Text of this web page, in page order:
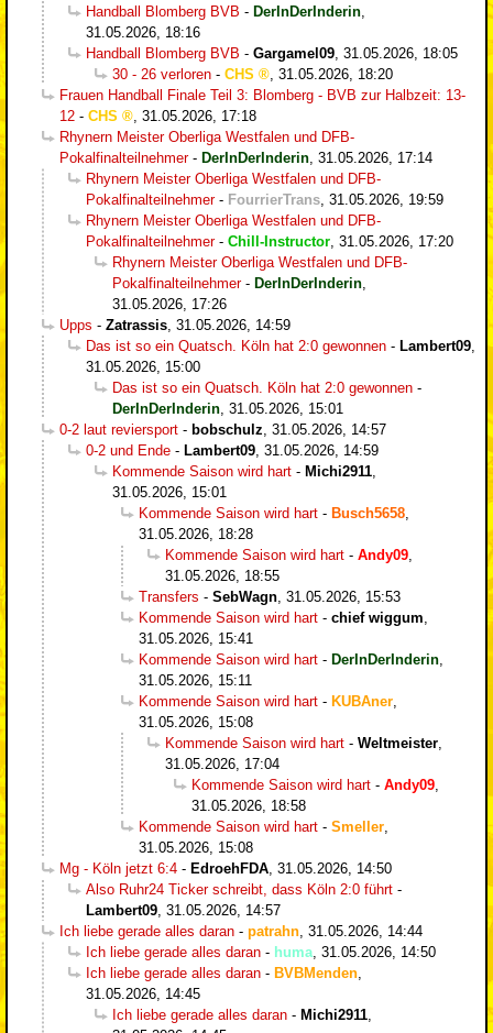
Handball Blomberg BVB - DerInDerInderin
31.05.2026, 18:16
Handball Blomberg BVB - Gargamel09 31.05.2026, 18:05
30 - 26 verloren - CHS
31.05.2026, 18:20
Frauen Handball Finale Teil 3: Blomberg - BVB zur Halbzeit: 13-
12 - CHS
31.05.2026, 17:18
Rhynern Meister Oberliga Westfalen und DFB-
Pokalfinalteilnehmer- DerInDerInderin 31.05.2026, 17:14
Rhynern Meister Oberliga Westfalen und DFB-
Pokalfinalteilnehmer- FourrierTrans 31.05.2026, 19:59
Rhynern Meister Oberliga Westfalen und DFB-
Pokalfinalteilnehmer- Chill-Instructor 31.05.2026, 17:20
Rhynern Meister Oberliga Westfalen und DFB-
Pokalfinalteilnehmer- DerInDerInderin
31.05.2026, 17:26
Upps - Zatrassis 31.05.2026, 14:59
Das ist so ein Quatsch. Köln hat 2:0 gewonnen - Lambert09
31.05.2026, 15:00
Das ist so ein Quatsch. Köln hat 2:0 gewonnen -
DerInDerInderin 31.05.2026, 15:01
0-2 laut reviersport - bobschulz 31.05.2026, 14:57
0-2 und Ende - Lambert09 31.05.2026, 14:59
Kommende Saison wird hart - Michi2911
31.05.2026, 15:01
Kommende Saison wird hart - Busch5658
31.05.2026, 18:28
Kommende Saison wird hart - Andy09
31.05.2026, 18:55
Transfers - SebWagn 31.05.2026, 15:53
Kommende Saison wird hart - chief wiggum
31.05.2026, 15:41
Kommende Saison wird hart - DerInDerInderin
31.05.2026, 15:11
Kommende Saison wird hart - KUBAner
31.05.2026, 15:08
Kommende Saison wird hart - Weltmeister
31.05.2026, 17:04
Kommende Saison wird hart - Andy09
31.05.2026, 18:58
Kommende Saison wird hart - Smeller
31.05.2026, 15:08
Mg - Köln jetzt 6:4 - EdroehFDA 31.05.2026, 14:50
Also Ruhr24 Ticker schreibt, dass Köln 2:0 führt -
Lambert09 31.05.2026, 14:57
Ich liebe gerade alles daran - patrahn 31.05.2026, 14:44
Ich liebe gerade alles daran - huma 31.05.2026, 14:50
Ich liebe gerade alles daran - BVBMenden
31.05.2026, 14:45
Ich liebe gerade alles daran - Michi2911